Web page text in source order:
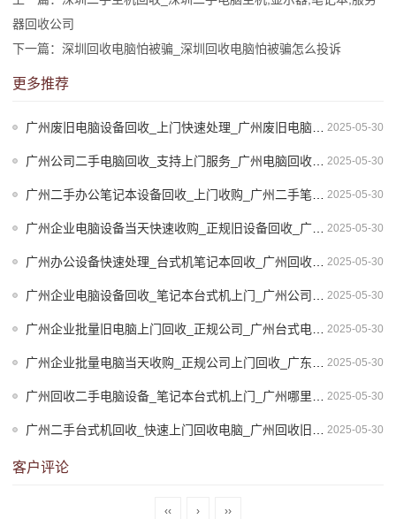
器回收公司
下一篇：深圳回收电脑怕被骗_深圳回收电脑怕被骗怎么投诉
更多推荐
2025-05-30
广州废旧电脑设备回收_上门快速处理_广州废旧电脑回收站
2025-05-30
广州公司二手电脑回收_支持上门服务_广州电脑回收价格电话多少
2025-05-30
广州二手办公笔记本设备回收_上门收购_广州二手笔记本电脑批发市场
2025-05-30
广州企业电脑设备当天快速收购_正规旧设备回收_广州废旧电脑回收站
2025-05-30
广州办公设备快速处理_台式机笔记本回收_广州回收笔记本电脑
2025-05-30
广州企业电脑设备回收_笔记本台式机上门_广州公司电脑回收
2025-05-30
广州企业批量旧电脑上门回收_正规公司_广州台式电脑回收上门
2025-05-30
广州企业批量电脑当天收购_正规公司上门回收_广东回收电脑
2025-05-30
广州回收二手电脑设备_笔记本台式机上门_广州哪里有回收电脑
2025-05-30
广州二手台式机回收_快速上门回收电脑_广州回收旧电脑
客户评论
‹‹ › ››